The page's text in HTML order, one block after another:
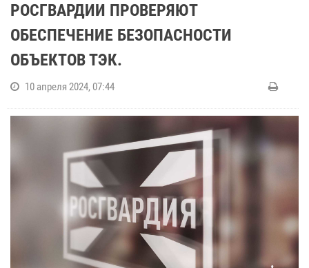
РОСГВАРДИИ ПРОВЕРЯЮТ
ОБЕСПЕЧЕНИЕ БЕЗОПАСНОСТИ
ОБЪЕКТОВ ТЭК.
10 апреля 2024, 07:44